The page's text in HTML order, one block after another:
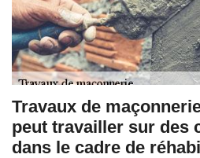
Travaux de
peut travailler sur des
dans le cadre de